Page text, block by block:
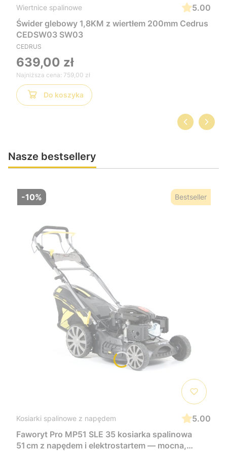
Wiertnice spalinowe
5.00
Świder glebowy 1,8KM z wiertłem 200mm Cedrus
CEDSW03 SW03
CEDRUS
639,00 zł
Najniższa cena: 759,00 zł
Do koszyka
Nasze bestsellery
-10% Bestseller
Kosiarki spalinowe z napędem
5.00
Faworyt Pro MP51 SLE 35 kosiarka spalinowa
51 cm z napędem i elektrostartem — mocna,